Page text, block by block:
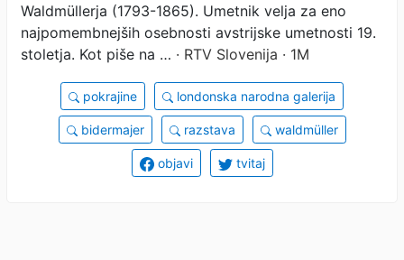
Waldmüllerja (1793-1865). Umetnik velja za eno
najpomembnejših osebnosti avstrijske umetnosti 19.
stoletja. Kot piše na … · RTV Slovenija · 1M
pokrajine londonska narodna galerija
bidermajer razstava waldmüller
objavi tvitaj